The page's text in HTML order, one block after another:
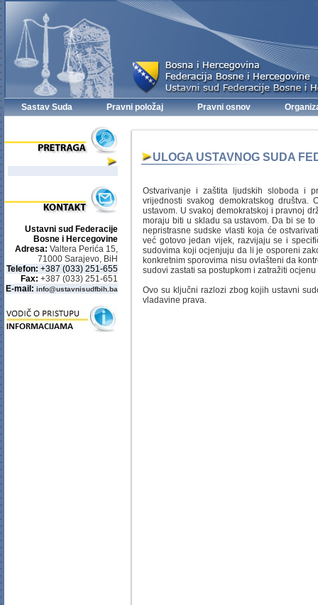
Sastav Suda Pravni položaj Pravni osnov
Ustavni sud Federacije
Bosne i Hercegovine
Adresa: Valtera Perića 15,
71000 Sarajevo, BiH
Telefon: +387 (033) 251-655
Fax: +387 (033) 251-651
E-mail: info@ustavnisudfbih.ba
ULOGA USTAVNOG SUDA
Ostvarivanje i zaštita ljudskih sloboda i
vrijednosti svakog demokratskog društva.
ustavom. U svakoj demokratskoj i pravnoj
moraju biti u skladu sa ustavom. Da bi se
nepristrasne sudske vlasti koja će
već gotovo jedan vijek, razvijaju se i
sudovima koji ocjenjuju da li je osporeni
konkretnim sporovima nisu ovlašteni da
sudovi zastati sa postupkom i zatražiti
Ovo su ključni razlozi zbog kojih ustavni
vladavine prava.